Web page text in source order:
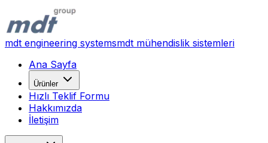
mdt engineering systemsmdt mühendislik sistemleri
Ana Sayfa
Ürünler
Hızlı Teklif Formu
Hakkımızda
İletişim